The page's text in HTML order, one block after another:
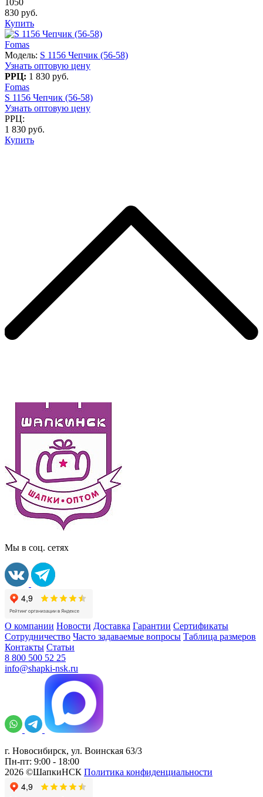
830 руб.
Купить
Fomas
Модель: S 1156 Чепчик (56-58)
Узнать оптовую цену
РРЦ: 1 830 руб.
Fomas
S 1156 Чепчик (56-58)
Узнать оптовую цену
РРЦ:
1 830 руб.
Купить
Мы в соц. сетях
О компании Новости Доставка Гарантии Сертификаты
Сотрудничество Часто задаваемые вопросы Таблица размеров
Контакты Статьи
8 800 500 52 25
info@shapki-nsk.ru
г. Новосибирск, ул. Воинская 63/3
Пн-пт: 9:00 - 18:00
2026 ©ШапкиНСК Политика конфиденциальности